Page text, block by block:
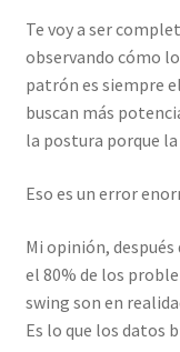
Te voy a ser
observando cómo
patrón es siempre
buscan más
la postura porque
Eso es un error
Mi opinión,
el 80% de los
swing son en
Es lo que los datos